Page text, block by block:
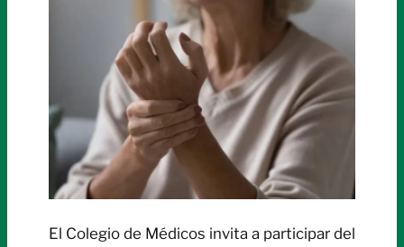
El Colegio de Médicos invita a participar del